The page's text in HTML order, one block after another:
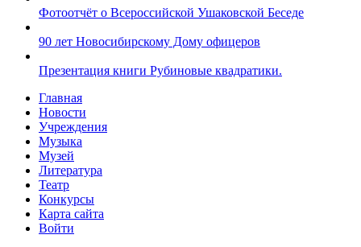
Фотоотчёт о Всероссийской Ушаковской Беседе
90 лет Новосибирскому Дому офицеров
Презентация книги Рубиновые квадратики.
Главная
Новости
Учреждения
Музыка
Музей
Литература
Театр
Конкурсы
Карта сайта
Войти